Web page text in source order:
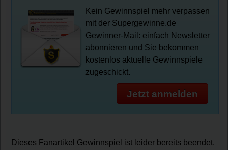
Kein Gewinnspiel mehr verpassen
mit der Supergewinne.de
Gewinner-Mail: einfach Newsletter
abonnieren und Sie bekommen
kostenlos aktuelle Gewinnspiele
zugeschickt.
Jetzt anmelden
Dieses Fanartikel Gewinnspiel ist leider bereits beendet.